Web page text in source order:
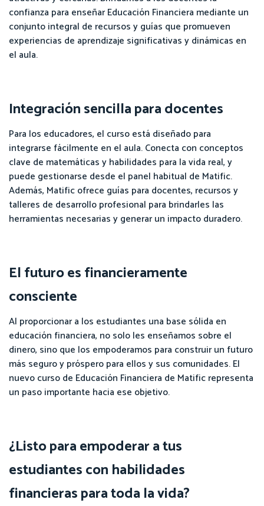
confianza para enseñar Educación Financiera mediante un
conjunto integral de recursos y guías que promueven
experiencias de aprendizaje significativas y dinámicas en
el aula.
Integración sencilla para docentes
Para los educadores, el curso está diseñado para
integrarse fácilmente en el aula. Conecta con conceptos
clave de matemáticas y habilidades para la vida real, y
puede gestionarse desde el panel habitual de Matific.
Además, Matific ofrece guías para docentes, recursos y
talleres de desarrollo profesional para brindarles las
herramientas necesarias y generar un impacto duradero.
El futuro es financieramente
consciente
Al proporcionar a los estudiantes una base sólida en
educación financiera, no solo les enseñamos sobre el
dinero, sino que los empoderamos para construir un futuro
más seguro y próspero para ellos y sus comunidades. El
nuevo curso de Educación Financiera de Matific representa
un paso importante hacia ese objetivo.
¿Listo para empoderar a tus
estudiantes con habilidades
financieras para toda la vida?